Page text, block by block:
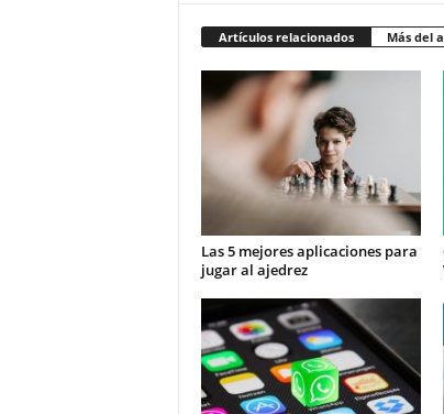
Artículos relacionados Más del
Las 5 mejores aplicaciones para
jugar al ajedrez